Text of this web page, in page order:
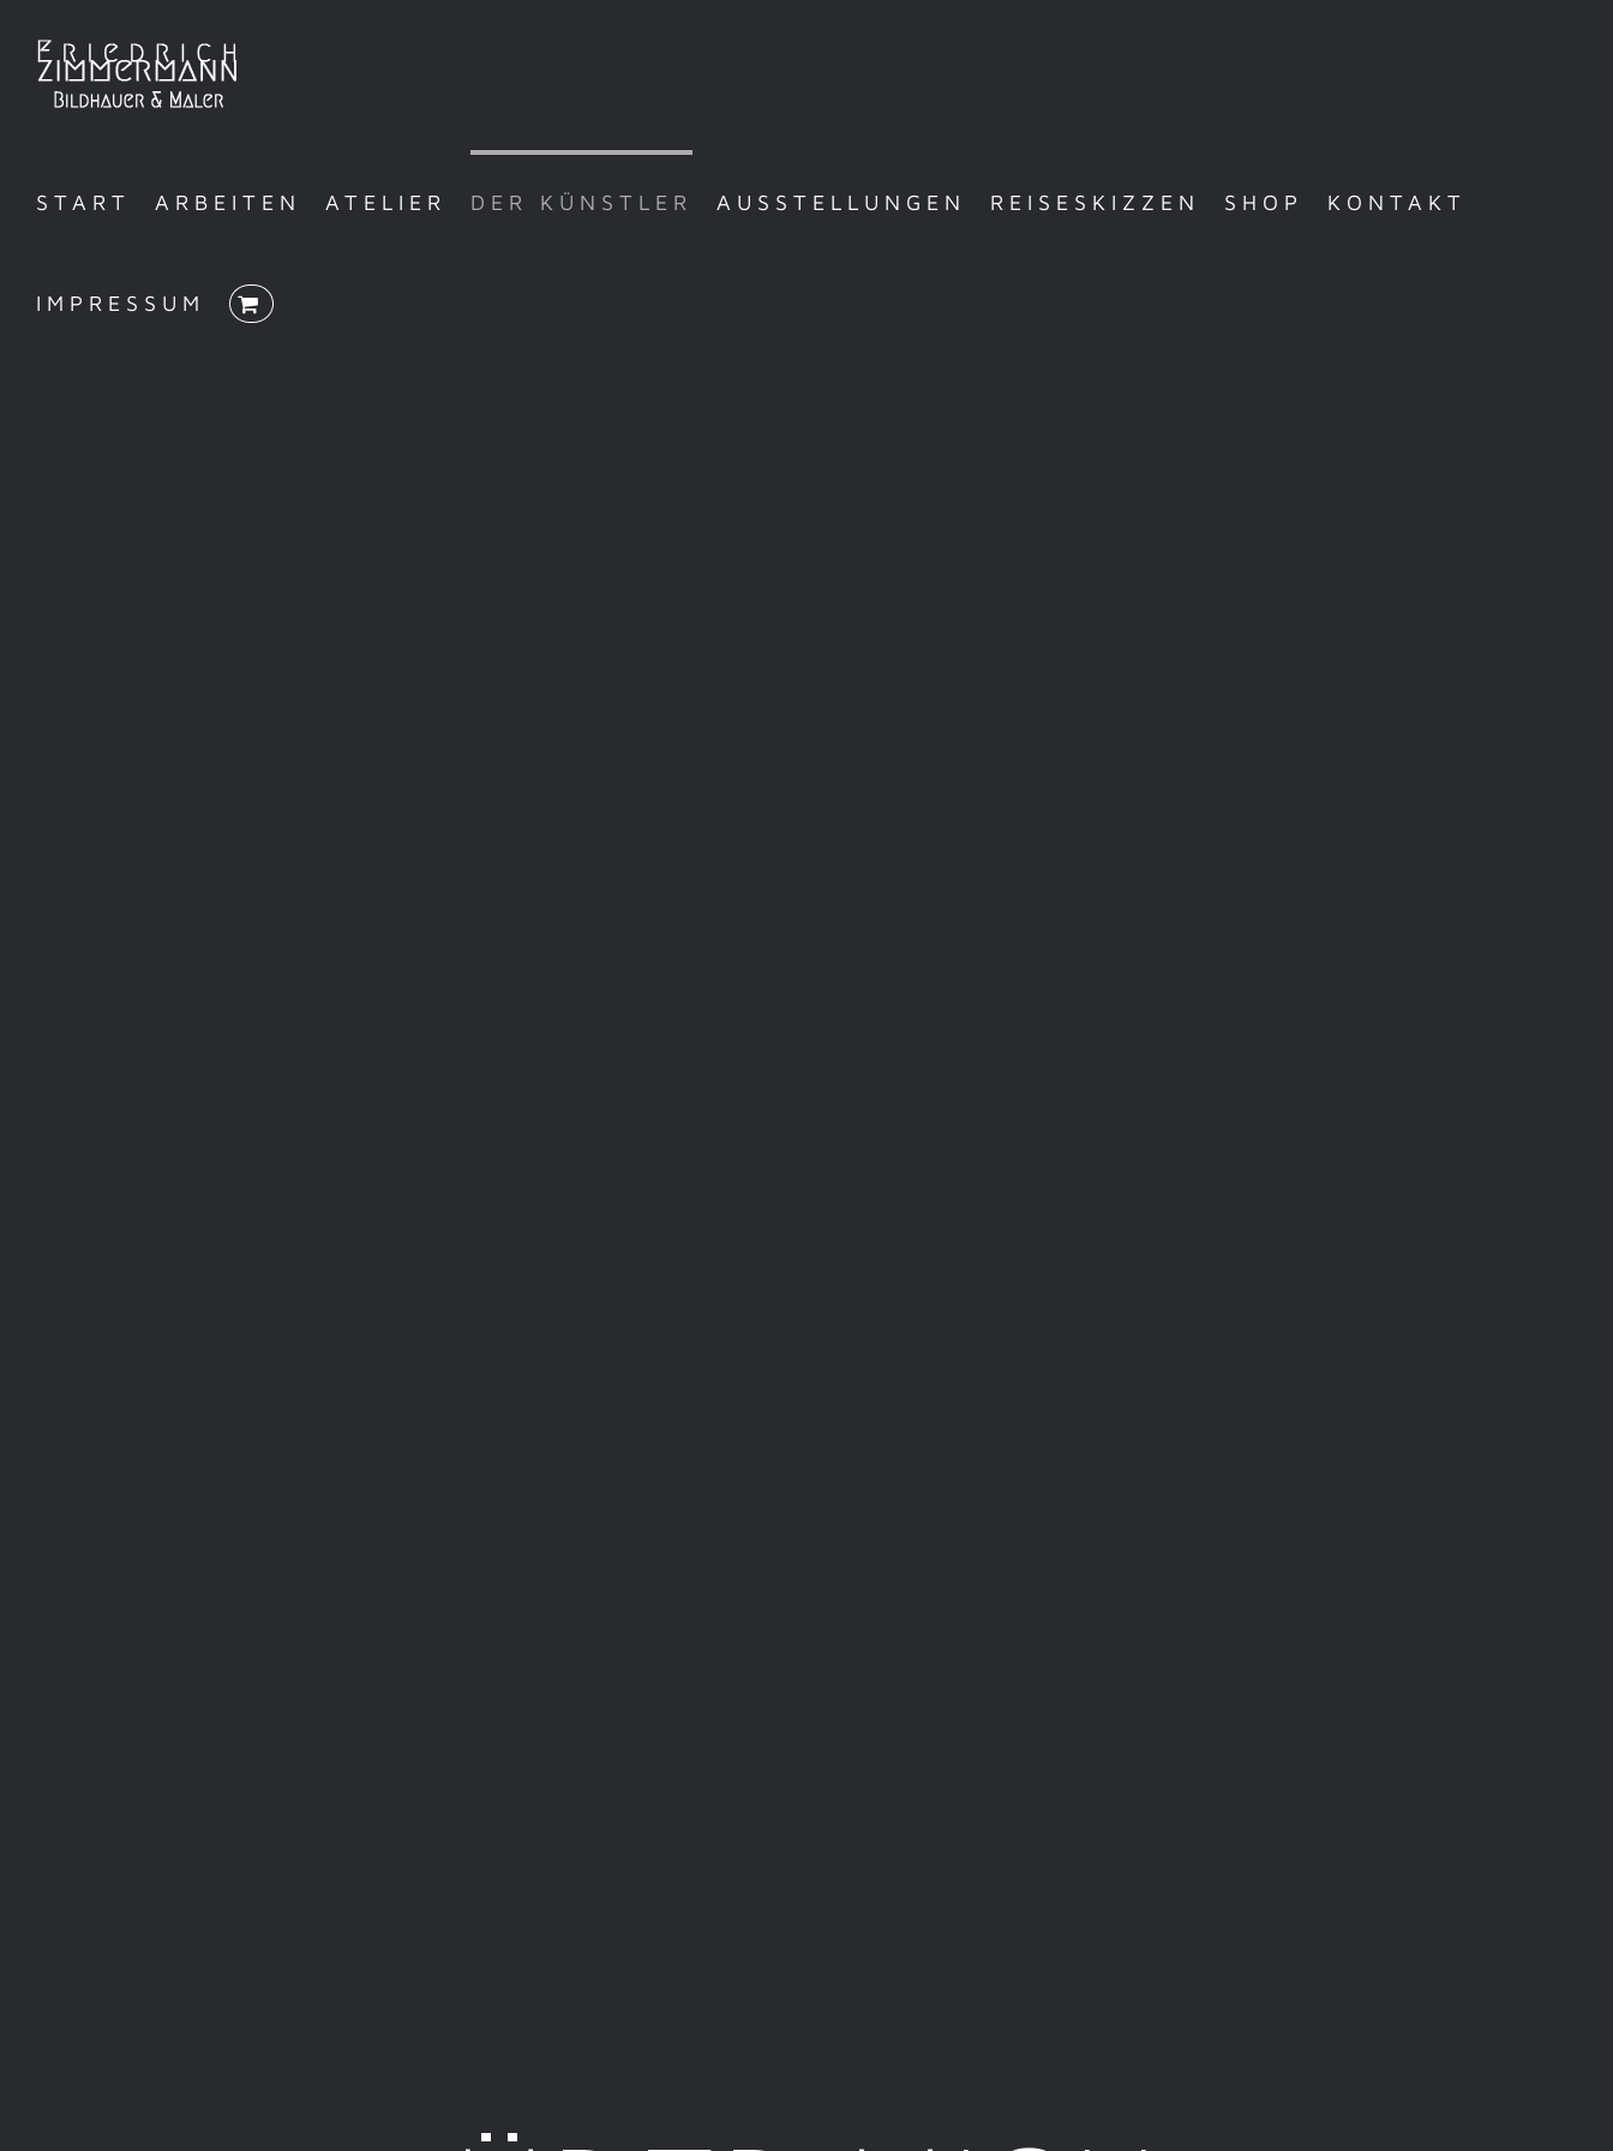
Inhalt
START ARBEITEN ATELIER DER KÜNSTLER AUSSTELLUNGEN REISESKIZZEN SHOP KONTAKT
IMPRESSUM